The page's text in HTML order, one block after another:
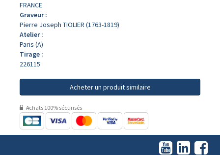
FRANCE
Graveur :
Pierre Joseph TIOLIER (1763-1819)
Atelier :
Paris (A)
Tirage :
226115
Acheter un produit similaire
Achats 100% sécurisés